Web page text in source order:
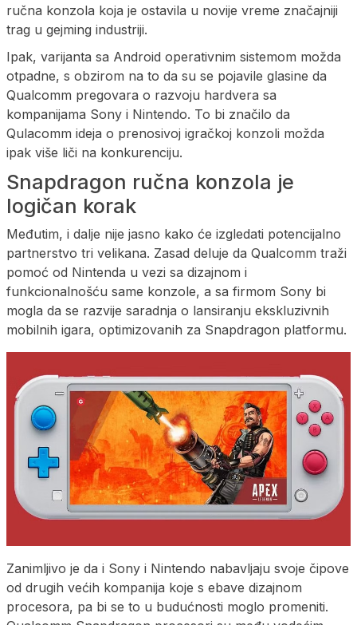
ručna konzola koja je ostavila u novije vreme značajniji
trag u gejming industriji.
Ipak, varijanta sa Android operativnim sistemom možda
otpadne, s obzirom na to da su se pojavile glasine da
Qualcomm pregovara o razvoju hardvera sa
kompanijama Sony i Nintendo. To bi značilo da
Qulacomm ideja o prenosivoj igračkoj konzoli možda
ipak više liči na konkurenciju.
Snapdragon ručna konzola je
logičan korak
Međutim, i dalje nije jasno kako će izgledati potencijalno
partnerstvo tri velikana. Zasad deluje da Qualcomm traži
pomoć od Nintenda u vezi sa dizajnom i
funkcionalnošću same konzole, a sa firmom Sony bi
mogla da se razvije saradnja o lansiranju ekskluzivnih
mobilnih igara, optimizovanih za Snapdragon platformu.
Zanimljivo je da i Sony i Nintendo nabavljaju svoje čipove
od drugih većih kompanija koje s ebave dizajnom
procesora, pa bi se to u budućnosti moglo promeniti.